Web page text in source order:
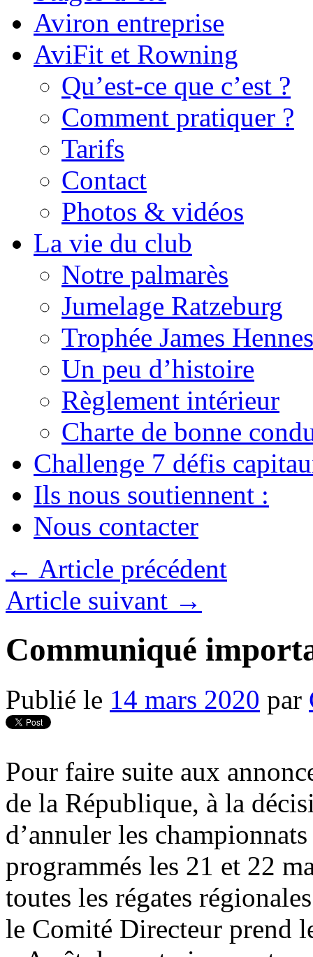
Aviron entreprise
AviFit et Rowning
Qu’est-ce que c’est ?
Comment pratiquer ?
Tarifs
Contact
Photos & vidéos
La vie du club
Notre palmarès
Jumelage Ratzeburg
Trophée James
Un peu d’histoire
Règlement intérieur
Charte de bonne
Challenge 7 défis
Ils nous soutiennent :
Nous contacter
← Article précédent
Article suivant →
Communiqué
Publié le 14 mars 2020 par
Pour faire suite aux
de la République, à la
d’annuler les
programmés les 21 et 22
toutes les régates
le Comité Directeur prend